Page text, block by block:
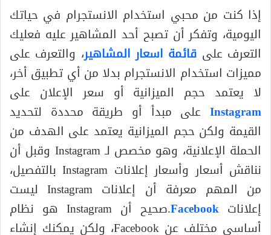
إذا كنت من محبي استخدام الانستجرام في حياتك
اليومية، وتفكر أن تصبح أحد المشاهير عليه فعليك
التعرف على قائمة اسعار المشاهير، والتعرف على
مميزات استخدام الانستجرام بدلا من أي تطبيق أخر،
لا يعتمد حجم الميزانية أو سعر الإعلان على
Instagram على مبدأ أو طريقة محددة لتحديد
القيمة ولكن حجم الميزانية يعتمد على الهدف من
الحملة الإعلانية، وهو مخصص لـ Instagram وقبل أن
نناقش أسعار وأسعار إعلانات Instagram بالتفصيل،
من المهم معرفة أن إعلانات Instagram ليست
إعلانات Facebook
.صحيح أن Instagram هو نظام
أساسي مختلف عن Facebook، ولكن يمكنك إنشاء